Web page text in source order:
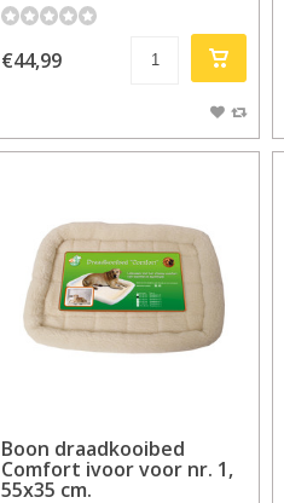
€44,99
Boon draadkooibed
Comfort ivoor voor nr. 1,
55x35 cm.